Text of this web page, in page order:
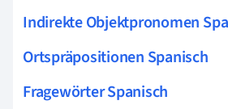
Indirekte Objektpronomen
Ortspräpositionen Spanisch
Fragewörter Spanisch